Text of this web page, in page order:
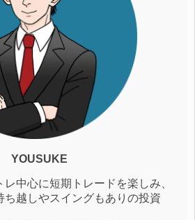
YOUSUKE
中心に短期トレードを楽しみ、
ち越しやスイングもありの投資